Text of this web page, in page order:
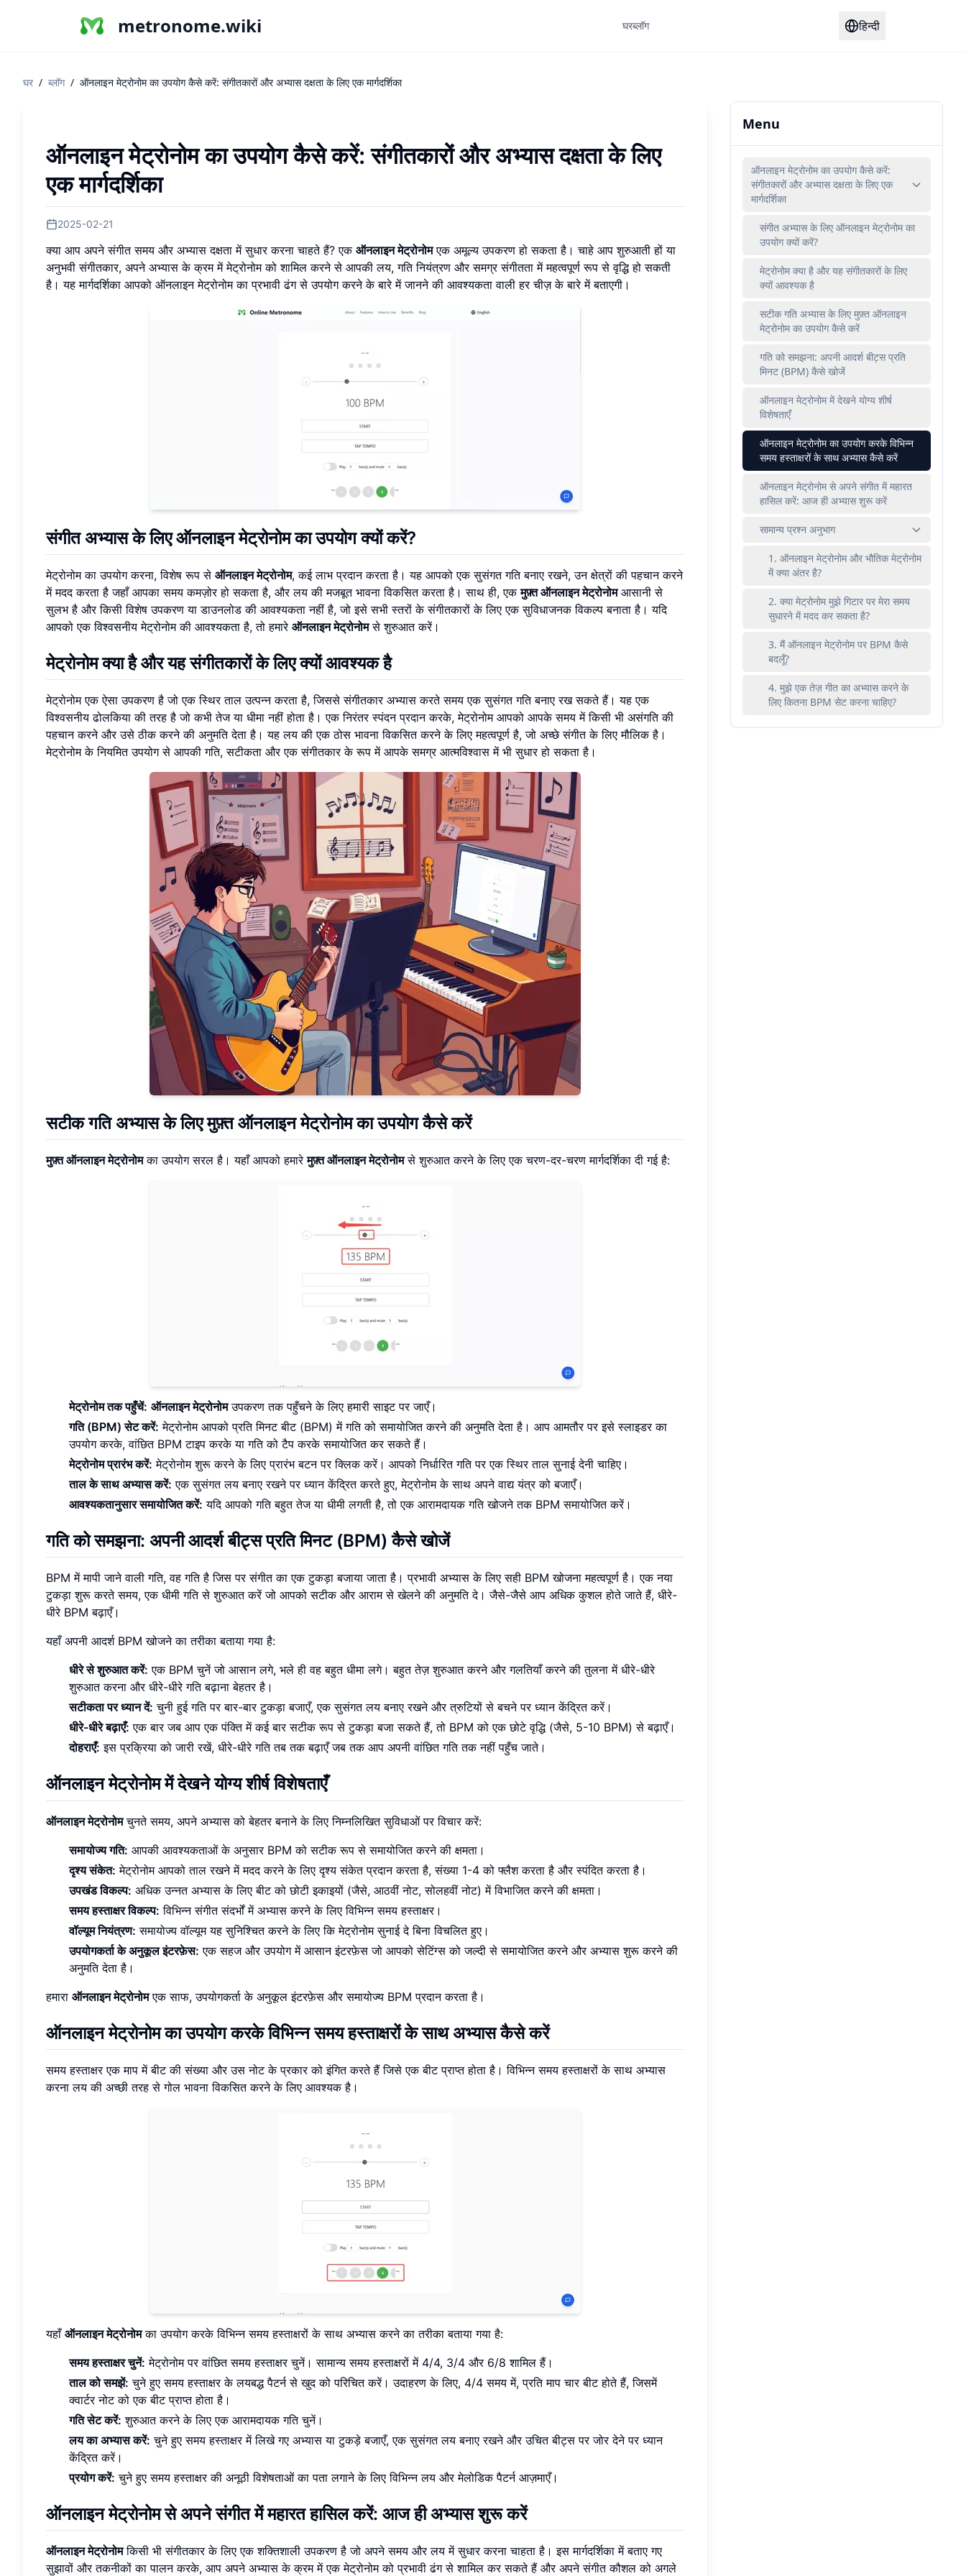
metronome.wiki घरब्लॉग हिन्दी
घर / ब्लॉग / ऑनलाइन मेट्रोनोम का उपयोग कैसे करें: संगीतकारों और अभ्यास दक्षता के लिए एक मार्गदर्शिका
ऑनलाइन मेट्रोनोम का उपयोग कैसे करें: संगीतकारों और अभ्यास दक्षता के लिए
एक मार्गदर्शिका
2025-02-21
क्या आप अपने संगीत समय और अभ्यास दक्षता में सुधार करना चाहते हैं? एक ऑनलाइन मेट्रोनोमएक अमूल्य उपकरण हो सकता है। चाहे आप शुरुआती हों या
अनुभवी संगीतकार, अपने अभ्यास के क्रम में मेट्रोनोम को शामिल करने से आपकी लय, गति नियंत्रण और समग्र संगीतता में महत्वपूर्ण रूप से वृद्धि हो सकती
है। यह मार्गदर्शिका आपको ऑनलाइन मेट्रोनोम का प्रभावी ढंग से उपयोग करने के बारे में जानने की आवश्यकता वाली हर चीज़ के बारे में बताएगी।
संगीत अभ्यास के लिए ऑनलाइन मेट्रोनोम का उपयोग क्यों करें?
मेट्रोनोम का उपयोग करना, विशेष रूप से ऑनलाइन मेट्रोनोम, कई लाभ प्रदान करता है। यह आपको एक सुसंगत गति बनाए रखने, उन क्षेत्रों की पहचान करने
में मदद करता है जहाँ आपका समय कमज़ोर हो सकता है, और लय की मजबूत भावना विकसित करता है। साथ ही, एकमुफ़्त ऑनलाइन मेट्रोनोमआसानी से
सुलभ है और किसी विशेष उपकरण या डाउनलोड की आवश्यकता नहीं है, जो इसे सभी स्तरों के संगीतकारों के लिए एक सुविधाजनक विकल्प बनाता है। यदि
आपको एक विश्वसनीय मेट्रोनोम की आवश्यकता है, तो हमारे ऑनलाइन मेट्रोनोमसे शुरुआत करें।
मेट्रोनोम क्या है और यह संगीतकारों के लिए क्यों आवश्यक है
मेट्रोनोम एक ऐसा उपकरण है जो एक स्थिर ताल उत्पन्न करता है, जिससे संगीतकार अभ्यास करते समय एक सुसंगत गति बनाए रख सकते हैं। यह एक
विश्वसनीय ढोलकिया की तरह है जो कभी तेज या धीमा नहीं होता है। एक निरंतर स्पंदन प्रदान करके, मेट्रोनोम आपको आपके समय में किसी भी असंगति की
पहचान करने और उसे ठीक करने की अनुमति देता है। यह लय की एक ठोस भावना विकसित करने के लिए महत्वपूर्ण है, जो अच्छे संगीत के लिए मौलिक है।
मेट्रोनोम के नियमित उपयोग से आपकी गति, सटीकता और एक संगीतकार के रूप में आपके समग्र आत्मविश्वास में भी सुधार हो सकता है।
सटीक गति अभ्यास के लिए मुफ़्त ऑनलाइन मेट्रोनोम का उपयोग कैसे करें
मुफ़्त ऑनलाइन मेट्रोनोमका उपयोग सरल है। यहाँ आपको हमारेमुफ़्त ऑनलाइन मेट्रोनोमसे शुरुआत करने के लिए एक चरण-दर-चरण मार्गदर्शिका दी गई है:
मेट्रोनोम तक पहुँचें: ऑनलाइन मेट्रोनोमउपकरण तक पहुँचने के लिए हमारी साइट पर जाएँ।
गति (BPM) सेट करें: मेट्रोनोम आपको प्रति मिनट बीट (BPM) में गति को समायोजित करने की अनुमति देता है। आप आमतौर पर इसे स्लाइडर का
उपयोग करके, वांछित BPM टाइप करके या गति को टैप करके समायोजित कर सकते हैं।
मेट्रोनोम प्रारंभ करें: मेट्रोनोम शुरू करने के लिए प्रारंभ बटन पर क्लिक करें। आपको निर्धारित गति पर एक स्थिर ताल सुनाई देनी चाहिए।
ताल के साथ अभ्यास करें: एक सुसंगत लय बनाए रखने पर ध्यान केंद्रित करते हुए, मेट्रोनोम के साथ अपने वाद्य यंत्र को बजाएँ।
आवश्यकतानुसार समायोजित करें: यदि आपको गति बहुत तेज या धीमी लगती है, तो एक आरामदायक गति खोजने तक BPM समायोजित करें।
गति को समझना: अपनी आदर्श बीट्स प्रति मिनट (BPM) कैसे खोजें
BPM में मापी जाने वाली गति, वह गति है जिस पर संगीत का एक टुकड़ा बजाया जाता है। प्रभावी अभ्यास के लिए सही BPM खोजना महत्वपूर्ण है। एक नया
टुकड़ा शुरू करते समय, एक धीमी गति से शुरुआत करें जो आपको सटीक और आराम से खेलने की अनुमति दे। जैसे-जैसे आप अधिक कुशल होते जाते हैं, धीरे-
धीरे BPM बढ़ाएँ।
यहाँ अपनी आदर्श BPM खोजने का तरीका बताया गया है:
धीरे से शुरुआत करें: एक BPM चुनें जो आसान लगे, भले ही वह बहुत धीमा लगे। बहुत तेज़ शुरुआत करने और गलतियाँ करने की तुलना में धीरे-धीरे
शुरुआत करना और धीरे-धीरे गति बढ़ाना बेहतर है।
सटीकता पर ध्यान दें: चुनी हुई गति पर बार-बार टुकड़ा बजाएँ, एक सुसंगत लय बनाए रखने और त्रुटियों से बचने पर ध्यान केंद्रित करें।
धीरे-धीरे बढ़ाएँ: एक बार जब आप एक पंक्ति में कई बार सटीक रूप से टुकड़ा बजा सकते हैं, तो BPM को एक छोटे वृद्धि (जैसे, 5-10 BPM) से बढ़ाएँ।
दोहराएँ: इस प्रक्रिया को जारी रखें, धीरे-धीरे गति तब तक बढ़ाएँ जब तक आप अपनी वांछित गति तक नहीं पहुँच जाते।
ऑनलाइन मेट्रोनोम में देखने योग्य शीर्ष विशेषताएँ
ऑनलाइन मेट्रोनोमचुनते समय, अपने अभ्यास को बेहतर बनाने के लिए निम्नलिखित सुविधाओं पर विचार करें:
समायोज्य गति: आपकी आवश्यकताओं के अनुसार BPM को सटीक रूप से समायोजित करने की क्षमता।
दृश्य संकेत: मेट्रोनोम आपको ताल रखने में मदद करने के लिए दृश्य संकेत प्रदान करता है, संख्या 1-4 को फ्लैश करता है और स्पंदित करता है।
उपखंड विकल्प: अधिक उन्नत अभ्यास के लिए बीट को छोटी इकाइयों (जैसे, आठवीं नोट, सोलहवीं नोट) में विभाजित करने की क्षमता।
समय हस्ताक्षर विकल्प: विभिन्न संगीत संदर्भों में अभ्यास करने के लिए विभिन्न समय हस्ताक्षर।
वॉल्यूम नियंत्रण: समायोज्य वॉल्यूम यह सुनिश्चित करने के लिए कि मेट्रोनोम सुनाई दे बिना विचलित हुए।
उपयोगकर्ता के अनुकूल इंटरफ़ेस: एक सहज और उपयोग में आसान इंटरफ़ेस जो आपको सेटिंग्स को जल्दी से समायोजित करने और अभ्यास शुरू करने की
अनुमति देता है।
हमारा ऑनलाइन मेट्रोनोमएक साफ, उपयोगकर्ता के अनुकूल इंटरफ़ेस और समायोज्य BPM प्रदान करता है।
ऑनलाइन मेट्रोनोम का उपयोग करके विभिन्न समय हस्ताक्षरों के साथ अभ्यास कैसे करें
समय हस्ताक्षर एक माप में बीट की संख्या और उस नोट के प्रकार को इंगित करते हैं जिसे एक बीट प्राप्त होता है। विभिन्न समय हस्ताक्षरों के साथ अभ्यास
करना लय की अच्छी तरह से गोल भावना विकसित करने के लिए आवश्यक है।
यहाँ ऑनलाइन मेट्रोनोमका उपयोग करके विभिन्न समय हस्ताक्षरों के साथ अभ्यास करने का तरीका बताया गया है:
समय हस्ताक्षर चुनें: मेट्रोनोम पर वांछित समय हस्ताक्षर चुनें। सामान्य समय हस्ताक्षरों में 4/4, 3/4 और 6/8 शामिल हैं।
ताल को समझें: चुने हुए समय हस्ताक्षर के लयबद्ध पैटर्न से खुद को परिचित करें। उदाहरण के लिए, 4/4 समय में, प्रति माप चार बीट होते हैं, जिसमें
क्वार्टर नोट को एक बीट प्राप्त होता है।
गति सेट करें: शुरुआत करने के लिए एक आरामदायक गति चुनें।
लय का अभ्यास करें: चुने हुए समय हस्ताक्षर में लिखे गए अभ्यास या टुकड़े बजाएँ, एक सुसंगत लय बनाए रखने और उचित बीट्स पर जोर देने पर ध्यान
केंद्रित करें।
प्रयोग करें: चुने हुए समय हस्ताक्षर की अनूठी विशेषताओं का पता लगाने के लिए विभिन्न लय और मेलोडिक पैटर्न आज़माएँ।
ऑनलाइन मेट्रोनोम से अपने संगीत में महारत हासिल करें: आज ही अभ्यास शुरू करें
ऑनलाइन मेट्रोनोमकिसी भी संगीतकार के लिए एक शक्तिशाली उपकरण है जो अपने समय और लय में सुधार करना चाहता है। इस मार्गदर्शिका में बताए गए
सुझावों और तकनीकों का पालन करके, आप अपने अभ्यास के क्रम में एक मेट्रोनोम को प्रभावी ढंग से शामिल कर सकते हैं और अपने संगीत कौशल को अगले
Menu
ऑनलाइन मेट्रोनोम का उपयोग कैसे करें:
संगीतकारों और अभ्यास दक्षता के लिए एक
मार्गदर्शिका
संगीत अभ्यास के लिए ऑनलाइन मेट्रोनोम का
उपयोग क्यों करें?
मेट्रोनोम क्या है और यह संगीतकारों के लिए
क्यों आवश्यक है
सटीक गति अभ्यास के लिए मुफ़्त ऑनलाइन
मेट्रोनोम का उपयोग कैसे करें
गति को समझना: अपनी आदर्श बीट्स प्रति
मिनट (BPM) कैसे खोजें
ऑनलाइन मेट्रोनोम में देखने योग्य शीर्ष
विशेषताएँ
ऑनलाइन मेट्रोनोम का उपयोग करके विभिन्न
समय हस्ताक्षरों के साथ अभ्यास कैसे करें
ऑनलाइन मेट्रोनोम से अपने संगीत में महारत
हासिल करें: आज ही अभ्यास शुरू करें
सामान्य प्रश्न अनुभाग
1. ऑनलाइन मेट्रोनोम और भौतिक मेट्रोनोम
में क्या अंतर है?
2. क्या मेट्रोनोम मुझे गिटार पर मेरा समय
सुधारने में मदद कर सकता है?
3. मैं ऑनलाइन मेट्रोनोम पर BPM कैसे
बदलूँ?
4. मुझे एक तेज़ गीत का अभ्यास करने के
लिए कितना BPM सेट करना चाहिए?